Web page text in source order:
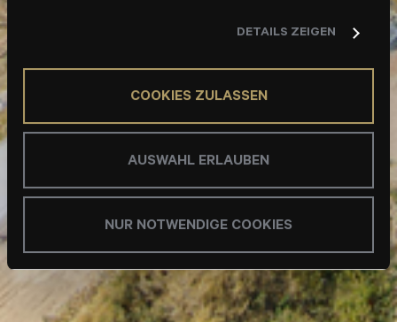
DETAILS ZEIGEN
COOKIES ZULASSEN
AUSWAHL ERLAUBEN
NUR NOTWENDIGE COOKIES